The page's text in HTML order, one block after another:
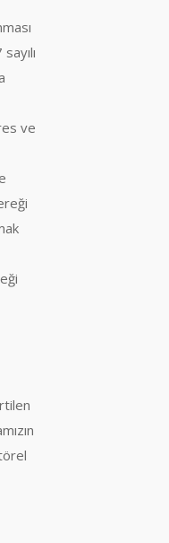
ve